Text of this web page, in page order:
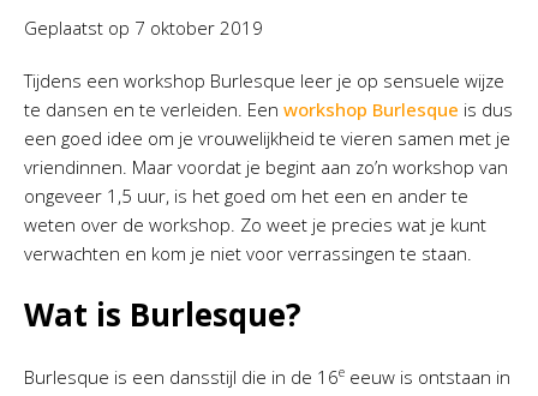
Geplaatst op 7 oktober 2019
Tijdens een workshop Burlesque leer je op sensuele wijze
te dansen en te verleiden. Een workshop Burlesque is dus
een goed idee om je vrouwelijkheid te vieren samen met je
vriendinnen. Maar voordat je begint aan zo’n workshop van
ongeveer 1,5 uur, is het goed om het een en ander te
weten over de workshop. Zo weet je precies wat je kunt
verwachten en kom je niet voor verrassingen te staan.
Wat is Burlesque?
Burlesque is een dansstijl die in de 16e eeuw is ontstaan in